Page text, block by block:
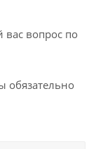
вопрос по
обязательно